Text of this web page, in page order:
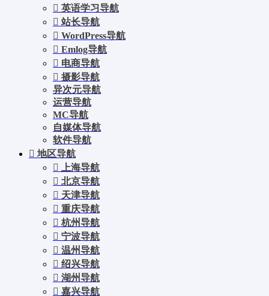
英语学习导航
站长导航
WordPress导航
Emlog导航
电商导航
摄影导航
异次元导航
运营导航
MC导航
自媒体导航
软件导航
地区导航
上海导航
北京导航
天津导航
重庆导航
杭州导航
宁波导航
温州导航
绍兴导航
湖州导航
嘉兴导航